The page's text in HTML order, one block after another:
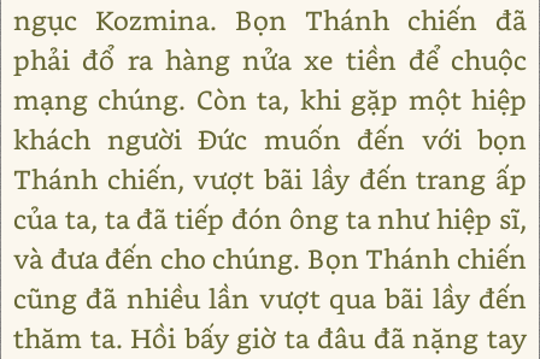
ngục Kozmina. Bọn Thánh chiến đã
phải đổ ra hàng nửa xe tiền để chuộc
mạng chúng. Còn ta, khi gặp một hiệp
khách người Đức muốn đến với bọn
Thánh chiến, vượt bãi lầy đến trang ấp
của ta, ta đã tiếp đón ông ta như hiệp sĩ,
và đưa đến cho chúng. Bọn Thánh chiến
cũng đã nhiều lần vượt qua bãi lầy đến
thăm ta. Hồi bấy giờ ta đâu đã nặng tay